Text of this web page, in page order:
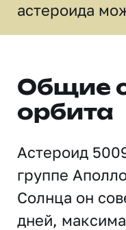
астероида
Общие
орбита
Астероид
группе
Солнца он
дней,